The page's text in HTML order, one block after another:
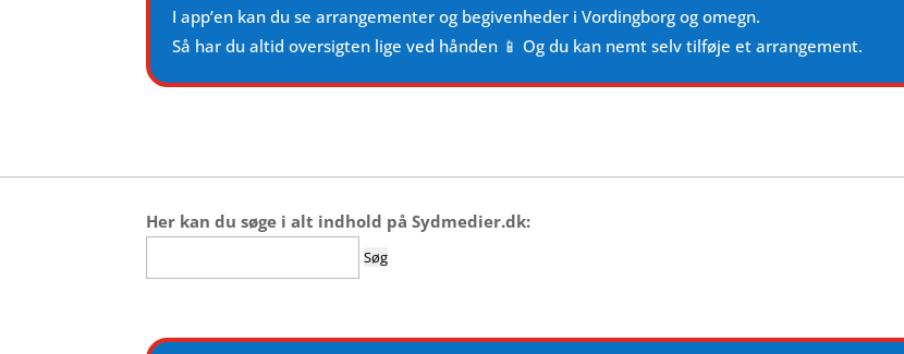
I app’en kan du se arrangementer og begivenheder i Vordingborg og omegn.
Så har du altid oversigten lige ved hånden 📱 Og du kan nemt selv tilføje et arrangement.
Her kan du søge i alt indhold på Sydmedier.dk:
efter: